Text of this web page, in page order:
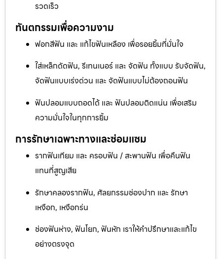
รวดเร็ว
ทันตกรรมเพื่อความงาม
ฟอกสีฟัน และ แก้ไขฟันเหลือง เพื่อรอยยิ้มที่มั่นใจ
ใส่เหล็กดัดฟัน, รีเทนเนอร์ และ จัดฟัน ทั้งแบบ รับจัดฟัน,
จัดฟันแบบเร่งด่วน และ จัดฟันแบบไม่ต้องถอนฟัน
ฟันปลอมแบบถอดได้ และ ฟันปลอมติดแน่น เพื่อเสริม
ความมั่นใจในทุกการยิ้ม
การรักษาเฉพาะทางและซ่อมแซม
รากฟันเทียม และ ครอบฟัน / สะพานฟัน เพื่อคืนฟัน
แทนที่สูญเสีย
รักษาคลองรากฟัน, ศัลยกรรมช่องปาก และ รักษา
เหงือก, เหงือกร่น
ช่องฟันห่าง, ฟันโยก, ฟันหัก เราให้คำปรึกษาและแก้ไข
อย่างตรงจุด